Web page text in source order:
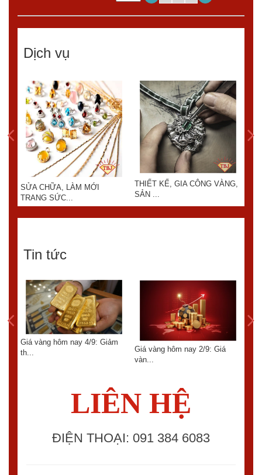
Dịch vụ
SỬA CHỮA, LÀM MỚI
TRANG SỨC...
THIẾT KẾ, GIA CÔNG VÀNG,
SẢN ...
Tin tức
Giá vàng hôm nay 4/9: Giảm
th...
Giá vàng hôm nay 2/9: Giá
vàn...
LIÊN HỆ
ĐIỆN THOẠI: 091 384 6083